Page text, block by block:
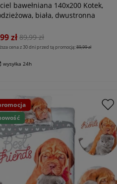
bawełniana 140x200 Kotek,
biała, dwustronna
zł 89,99 zł
cena z 30 dni przed tą promocją:89,99 zł
wysyłka 24h